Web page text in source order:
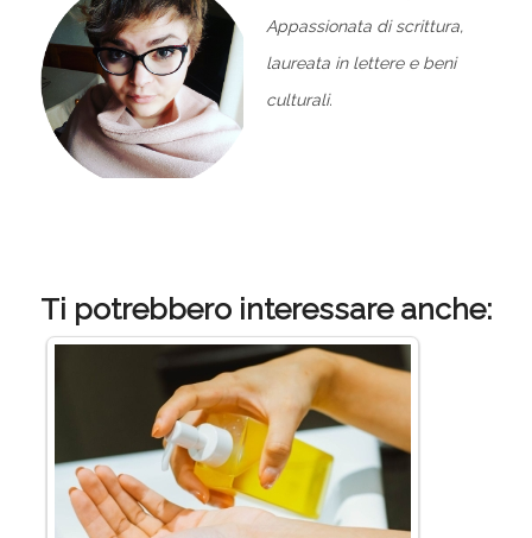
Appassionata di scrittura,
laureata in lettere e beni
culturali.
Ti potrebbero interessare anche: